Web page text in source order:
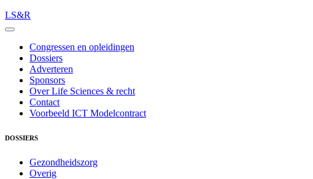
LS&R
Congressen en opleidingen
Dossiers
Adverteren
Sponsors
Over Life Sciences & recht
Contact
Voorbeeld ICT Modelcontract
DOSSIERS
Gezondheidszorg
Overig